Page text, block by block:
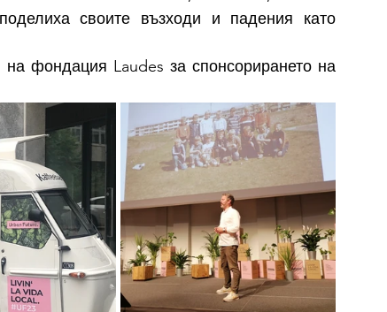
своите възходи и падения като
фондация Laudes за спонсорирането на